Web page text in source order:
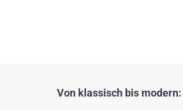
Von klassisch bis